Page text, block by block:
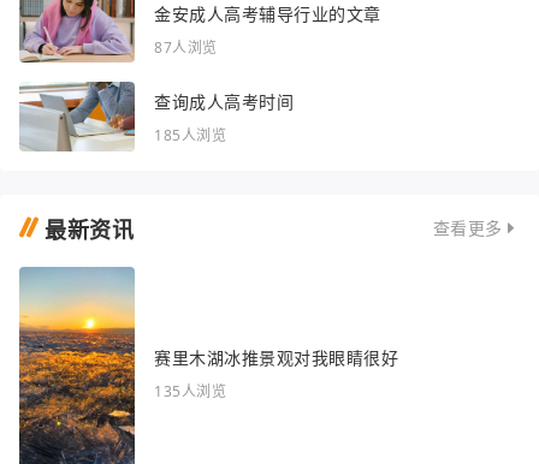
金安成人高考辅导行业的文章
87人浏览
查询成人高考时间
185人浏览
最新资讯 查看更多
赛里木湖冰推景观对我眼睛很好
135人浏览